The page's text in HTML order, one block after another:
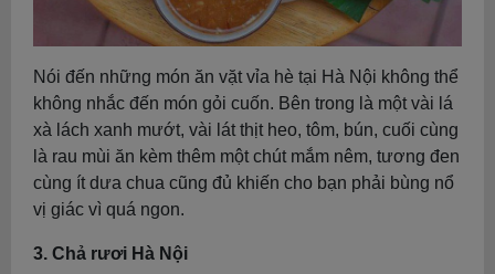
Nói đến những món ăn vặt vỉa hè tại Hà Nội không thể
không nhắc đến món gỏi cuốn. Bên trong là một vài lá
xà lách xanh mướt, vài lát thịt heo, tôm, bún, cuối cùng
là rau mùi ăn kèm thêm một chút mắm nêm, tương đen
cùng ít dưa chua cũng đủ khiến cho bạn phải bùng nổ
vị giác vì quá ngon.
3. Chả rươi Hà Nội